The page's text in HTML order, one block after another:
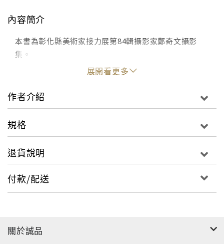
內容簡介
本書為彰化縣美術家接力展第84輯攝影家鄭奇文攝影
集。
展開看更多
作者介紹
規格
退貨說明
付款/配送
關於誠品